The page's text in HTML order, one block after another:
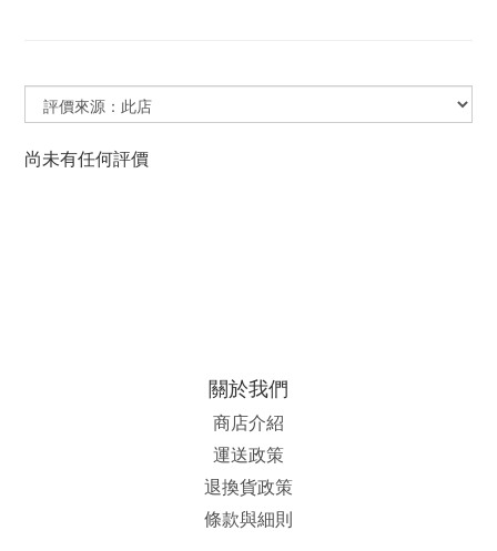
尚未有任何評價
關於我們
商店介紹
運送政策
退換貨政策
條款與細則